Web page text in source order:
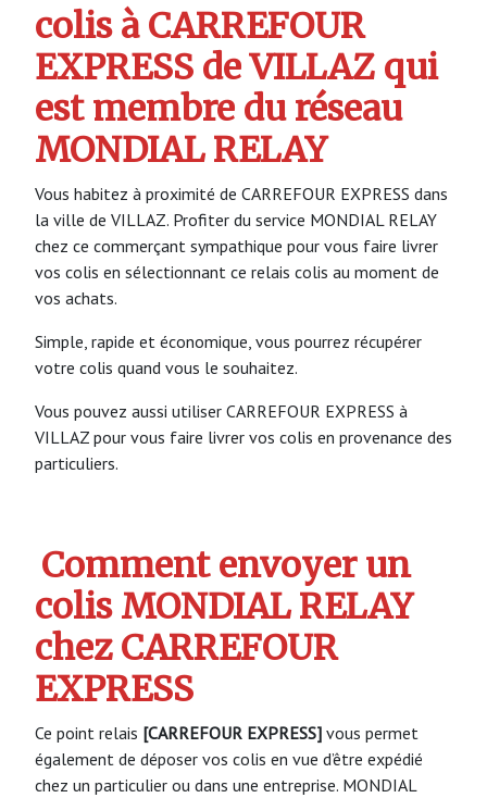
colis à CARREFOUR
EXPRESS de VILLAZ qui
est membre du réseau
MONDIAL RELAY
Vous habitez à proximité de CARREFOUR EXPRESS dans
la ville de VILLAZ. Profiter du service MONDIAL RELAY
chez ce commerçant sympathique pour vous faire livrer
vos colis en sélectionnant ce relais colis au moment de
vos achats.
Simple, rapide et économique, vous pourrez récupérer
votre colis quand vous le souhaitez.
Vous pouvez aussi utiliser CARREFOUR EXPRESS à
VILLAZ pour vous faire livrer vos colis en provenance des
particuliers.
Comment envoyer un
colis MONDIAL RELAY
chez CARREFOUR
EXPRESS
Ce point relais [CARREFOUR EXPRESS] vous permet
également de déposer vos colis en vue d’être expédié
chez un particulier ou dans une entreprise. MONDIAL